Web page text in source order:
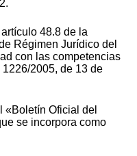
48.8 de la
Régimen Jurídico del
con las competencias
2005, de 13 de
«Boletín Oficial del
se incorpora como